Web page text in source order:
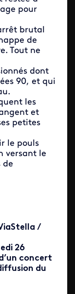
pour
brutal
de
Tout ne
dont
90, et qui
les
et
petites
le pouls
versant le
de
/
26
concert
du